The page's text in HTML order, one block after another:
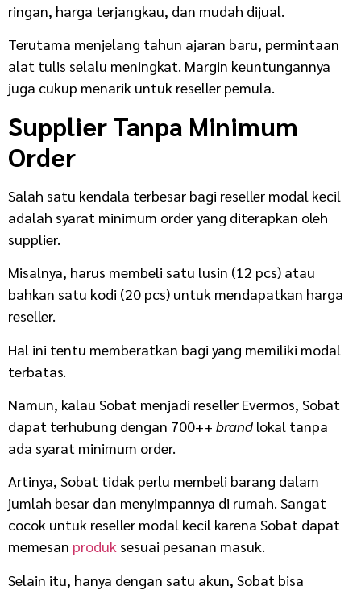
ringan, harga terjangkau, dan mudah dijual.
Terutama menjelang tahun ajaran baru, permintaan
alat tulis selalu meningkat. Margin keuntungannya
juga cukup menarik untuk reseller pemula.
Supplier Tanpa Minimum
Order
Salah satu kendala terbesar bagi reseller modal kecil
adalah syarat minimum order yang diterapkan oleh
supplier.
Misalnya, harus membeli satu lusin (12 pcs) atau
bahkan satu kodi (20 pcs) untuk mendapatkan harga
reseller.
Hal ini tentu memberatkan bagi yang memiliki modal
terbatas.
Namun, kalau Sobat menjadi reseller Evermos, Sobat
dapat terhubung dengan 700++ brandlokal tanpa
ada syarat minimum order.
Artinya, Sobat tidak perlu membeli barang dalam
jumlah besar dan menyimpannya di rumah. Sangat
cocok untuk reseller modal kecil karena Sobat dapat
memesan produk sesuai pesanan masuk.
Selain itu, hanya dengan satu akun, Sobat bisa